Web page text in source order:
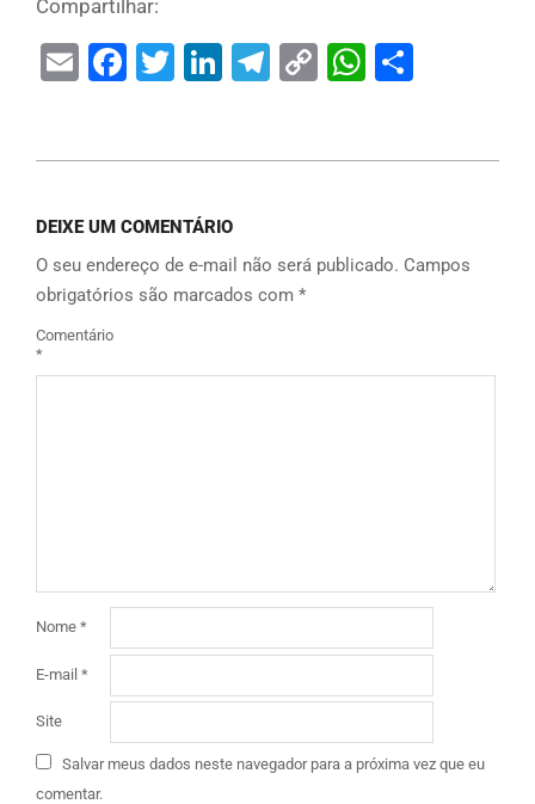
Compartilhar:
EmailFacebook
Twitter
LinkedIn
Telegram
Copy
DEIXE UM COMENTÁRIO
O seu endereço de e-mail não será publicado. Campos
obrigatórios são marcados com *
Comentário
*
Nome *
E-mail *
Site
Salvar meus dados neste navegador para a próxima vez que eu
comentar.